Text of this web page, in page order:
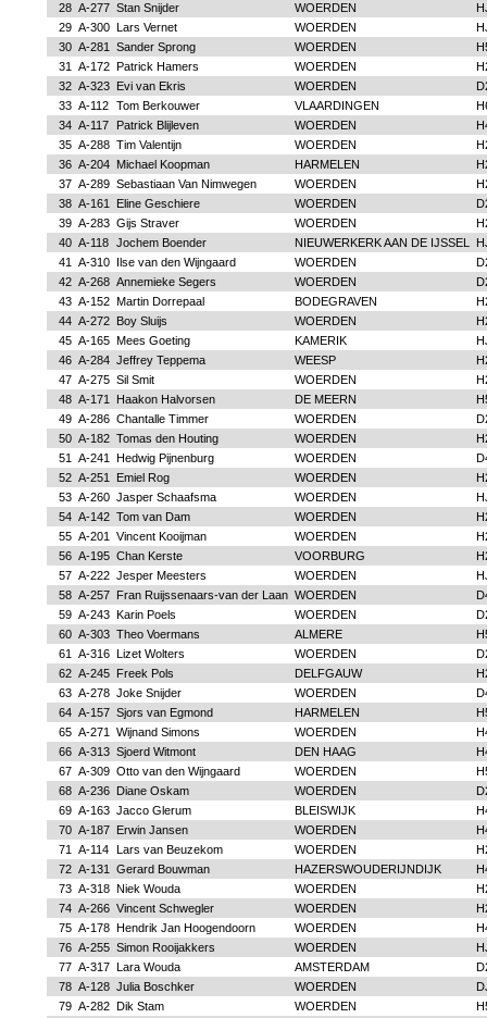
28 A-277 Stan Snijder WOERDEN
29 A-300 Lars Vernet WOERDEN
30 A-281 Sander Sprong WOERDEN
31
A-172 Patrick Hamers WOERDEN
32 A-323 Evi van Ekris WOERDEN
33 A-112 Tom Berkouwer VLAARDINGEN
34 A-117 Patrick Blijleven WOERDEN
35 A-288 Tim Valentijn WOERDEN
36 A-204 Michael Koopman HARMELEN
37 A-289 Sebastiaan Van Nimwegen WOERDEN
38 A-161 Eline Geschiere WOERDEN
39 A-283 Gijs Straver WOERDEN
40 A-118 Jochem Boender NIEUWERKERK AAN DE IJSSEL
41
A-310 Ilse van den Wijngaard WOERDEN
42 A-268 Annemieke Segers WOERDEN
43 A-152 Martin Dorrepaal BODEGRAVEN
44 A-272 Boy Sluijs WOERDEN
45 A-165 Mees Goeting KAMERIK
46 A-284 Jeffrey Teppema WEESP
47 A-275 Sil Smit WOERDEN
48 A-171 Haakon Halvorsen DE MEERN
49 A-286 Chantalle Timmer WOERDEN
50 A-182 Tomas den Houting WOERDEN
51
A-241 Hedwig Pijnenburg WOERDEN
52 A-251 Emiel Rog WOERDEN
53 A-260 Jasper Schaafsma WOERDEN
54 A-142 Tom van Dam WOERDEN
55 A-201 Vincent Kooijman WOERDEN
56 A-195 Chan Kerste VOORBURG
57 A-222 Jesper Meesters WOERDEN
58 A-257 Fran Ruijssenaars-van der Laan WOERDEN
59 A-243 Karin Poels WOERDEN
60 A-303 Theo Voermans ALMERE
61
A-316 Lizet Wolters WOERDEN
62 A-245 Freek Pols DELFGAUW
63 A-278 Joke Snijder WOERDEN
64 A-157 Sjors van Egmond HARMELEN
65 A-271 Wijnand Simons WOERDEN
66 A-313 Sjoerd Witmont DEN HAAG
67 A-309 Otto van den Wijngaard WOERDEN
68 A-236 Diane Oskam WOERDEN
69 A-163 Jacco Glerum BLEISWIJK
70 A-187 Erwin Jansen WOERDEN
71
A-114 Lars van Beuzekom WOERDEN
72 A-131 Gerard Bouwman HAZERSWOUDERIJNDIJK
73 A-318 Niek Wouda WOERDEN
74 A-266 Vincent Schwegler WOERDEN
75 A-178 Hendrik Jan Hoogendoorn WOERDEN
76 A-255 Simon Rooijakkers WOERDEN
77 A-317 Lara Wouda AMSTERDAM
78 A-128 Julia Boschker WOERDEN
79 A-282 Dik Stam WOERDEN